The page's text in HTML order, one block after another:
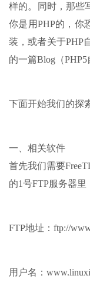
样的。同时，那些
你是用PHP的，你
装，或者关于PHP
的一篇Blog（PHP5
下面开始我们的探
一、相关软件
首先我们需要
的1号FTP服务器里
FTP地址：ftp://
用户名：